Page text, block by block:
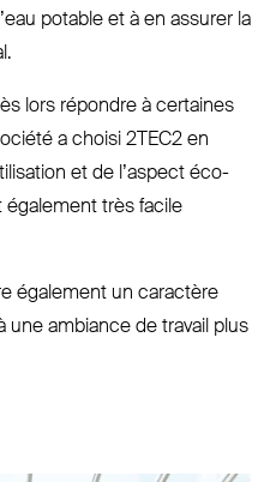
potable et à en assurer la
lors répondre à certaines
a choisi 2TEC2 en
et de l’aspect éco­
également très facile
également un caractère
une ambiance de travail plus